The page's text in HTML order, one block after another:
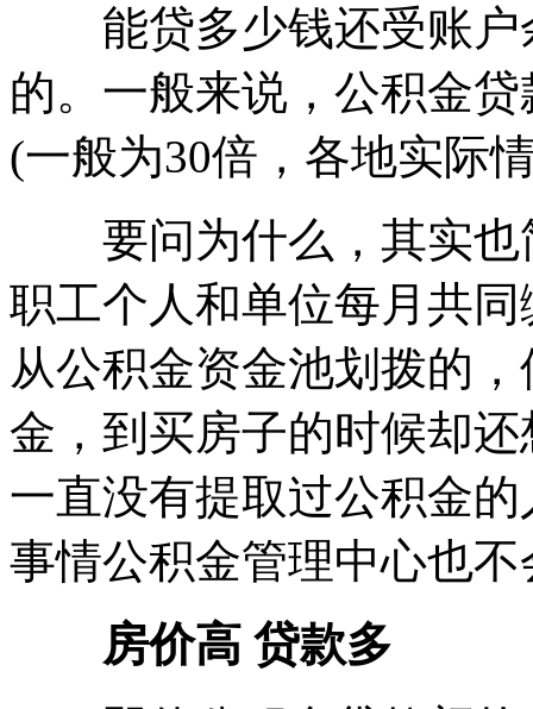
能贷多少钱还受账户
的。一般来说，公积金
(一般为30倍，各地实际
要问为什么，其实也
职工个人和单位每月共
从公积金资金池划拨的
金，到买房子的时候却
一直没有提取过公积金
事情公积金管理中心也不
房价高 贷款多